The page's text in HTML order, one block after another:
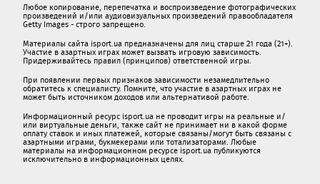
Любое копирование, перепечатка и воспроизведение фотографических
произведений и/или аудиовизуальных произведений правообладателя
Getty Images - строго запрещено.
Материалы сайта isport.ua предназначены для лиц старше 21 года (21+).
Участие в азартных играх может вызвать игровую зависимость.
Придерживайтесь правил (принципов) ответственной игры.
При появлении первых признаков зависимости незамедлительно
обратитесь к специалисту. Помните, что участие в азартных играх не
может быть источником доходов или альтернативой работе.
Информационный ресурс isport.ua не проводит игры на реальные и/
или виртуальные деньги, также сайт не принимает ни в какой форме
oплaту ставок и иных платежей, которые связаны/могут быть связаны c
азартными игрaми, букмекерами или тотализаторами. Любые
материалы на информационном ресурсе isport.ua публикуютcя
исключительно в информационных целях.